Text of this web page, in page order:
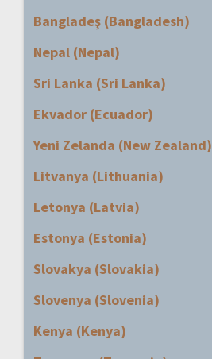
Bangladeş (Bangladesh)
Nepal (Nepal)
Sri Lanka (Sri Lanka)
Ekvador (Ecuador)
Yeni Zelanda (New Zealand)
Litvanya (Lithuania)
Letonya (Latvia)
Estonya (Estonia)
Slovakya (Slovakia)
Slovenya (Slovenia)
Kenya (Kenya)